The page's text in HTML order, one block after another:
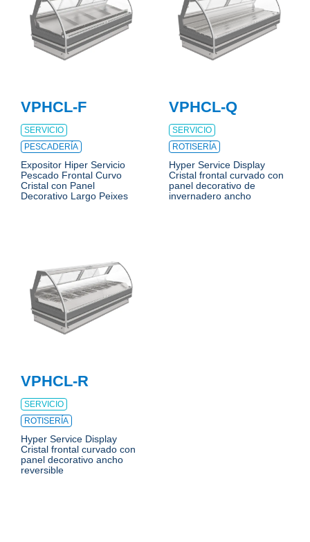
VPHCL-F
SERVICIO
PESCADERÍA
Expositor Hiper Servicio
Pescado Frontal Curvo
Cristal con Panel
Decorativo Largo Peixes
VPHCL-Q
SERVICIO
ROTISERÍA
Hyper Service Display
Cristal frontal curvado con
panel decorativo de
invernadero ancho
VPHCL-R
SERVICIO
ROTISERÍA
Hyper Service Display
Cristal frontal curvado con
panel decorativo ancho
reversible